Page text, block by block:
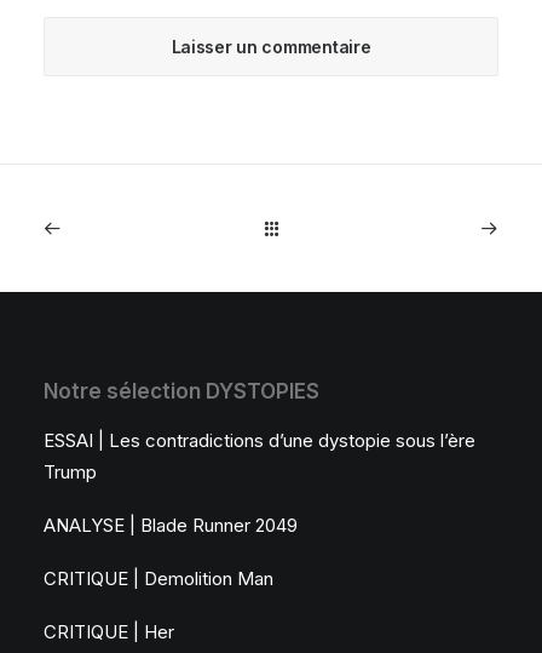
Notre sélection DYSTOPIES
ESSAI | Les contradictions d’une dystopie sous l’ère
Trump
ANALYSE | Blade Runner 2049
CRITIQUE | Demolition Man
CRITIQUE | Her